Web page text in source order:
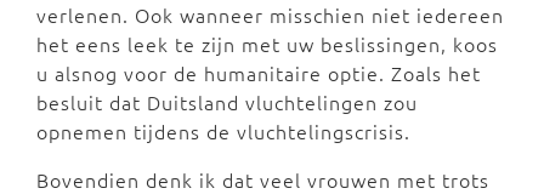
verlenen. Ook wanneer misschien niet iedereen
het eens leek te zijn met uw beslissingen, koos
u alsnog voor de humanitaire optie. Zoals het
besluit dat Duitsland vluchtelingen zou
opnemen tijdens de vluchtelingscrisis.
Bovendien denk ik dat veel vrouwen met trots